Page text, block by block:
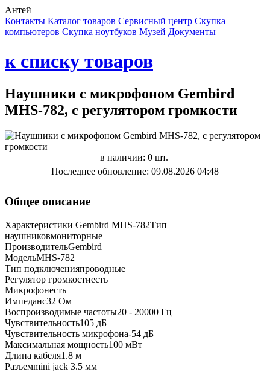
Антей
Контакты Каталог товаров Сервисный центр Cкупка
компьютеров Cкупка ноутбуков Музей Документы
к списку товаров
Наушники с микрофоном Gembird
MHS-782, c регулятором громкости
в наличии: 0 шт.
Последнее обновление: 09.08.2026 04:48
Общее описание
Характеристики Gembird MHS-782Тип
наушниковмониторные
ПроизводительGembird
МодельMHS-782
Тип подключенияпроводные
Регулятор громкостиесть
Микрофонесть
Импеданс32 Ом
Воспроизводимые частоты20 - 20000 Гц
Чувствительность105 дБ
Чувствительность микрофона-54 дБ
Максимальная мощность100 мВт
Длина кабеля1.8 м
Разъемmini jack 3.5 мм